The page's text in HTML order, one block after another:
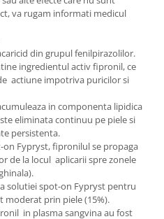
va rugam informati medicul
din grupul fenilpirazolilor.
ingredientul activ fipronil, ce
actiune impotriva puricilor si
in componenta lipidica
eliminata continuu pe piele si
persistenta.
on Fypryst, fipronilul se propaga
de la locul aplicarii spre zonele
solutiei spot-on Fypryst pentru
prin piele (15%).
in plasma sangvina au fost